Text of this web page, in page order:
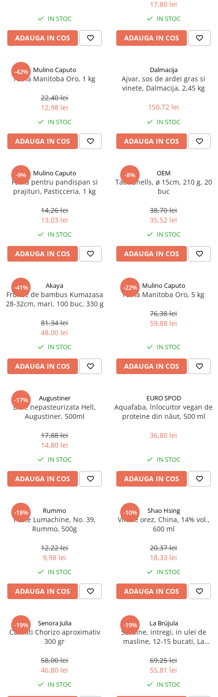
Sare de mare din Marea Nordului
Sare de mare din Oceanele Pacific
si Indian
Portugalia
Sare de roca
Sare speciala
Terine si placinte
Uleiuri speciale/presate la rece
Ulei de masline extravirgin
Ulei Gewurzgarten
Ulei Huilerie Beaujolaise
Ulei Huileries du Berry
Uleiuri aromatizate
Ulei Wiberg Gastro
Prajitore paine
Gratare
IN STOC
ADAUGA IN COS
17,80 lei
IN STOC
ADAUGA IN COS
-42% Mulino Caputo
Faina Manitoba Oro, 1 kg
22,40 lei
12,98 lei
IN STOC
ADAUGA IN COS
Dalmacija
Ajvar, sos de ardei gras si
vinete, Dalmacija, 2,45 kg
150,72 lei
IN STOC
ADAUGA IN COS
-9% Mulino Caputo
Faina pentru pandispan si
prajituri, Pasticceria, 1 kg
14,26 lei
13,03 lei
IN STOC
ADAUGA IN COS
-8% OEM
Taco Shells, ø 15cm, 210 g, 20
buc
38,70 lei
35,52 lei
IN STOC
ADAUGA IN COS
-41% Akaya
Frunze de bambus Kumazasa
28-32cm, mari, 100 buc, 330 g
81,34 lei
48,00 lei
IN STOC
ADAUGA IN COS
-22% Mulino Caputo
Faina Manitoba Oro, 5 kg
76,38 lei
59,88 lei
IN STOC
ADAUGA IN COS
-17% Augustiner
Bere nepasteurizata Hell,
Augustiner, 500ml
17,88 lei
14,80 lei
IN STOC
ADAUGA IN COS
EURO SPOD
Aquafaba, înlocuitor vegan de
proteine ​​din năut, 500 ml
36,80 lei
IN STOC
ADAUGA IN COS
-18% Rummo
Paste Lumachine, No. 39,
Rummo, 500g
12,22 lei
9,98 lei
IN STOC
ADAUGA IN COS
-10% Shao Hsing
Vin de orez, China, 14% vol.,
600 ml
20,37 lei
18,33 lei
IN STOC
ADAUGA IN COS
-19% Senora Julia
Carnati Chorizo aproximativ
300 gr
58,00 lei
46,80 lei
IN STOC
-19% La Brújula
Sardine, intregi, in ulei de
masline, 12-15 bucati, La
69,25 lei
55,81 lei
IN STOC